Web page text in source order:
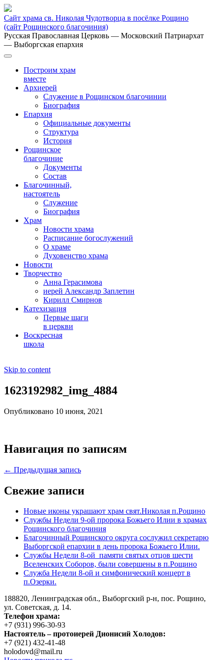
Сайт храма св. Николая Чудотворца в посёлке Рощино
(сайт Рощинского благочиния)
Русская Православная Церковь — Московский Патриархат
— Выборгская епархия
Построим храм
вместе
Архиерей
Служение в Рощинском благочинии
Биография
Епархия
Официальные документы
Структура
История
Рощинское
благочиние
Документы
Состав
Благочинный,
настоятель
Служение
Биография
Храм
Новости храма
Расписание богослужений
О храме
Духовенство храма
Новости
Творчество
Анна Герасимова
иерей Александр Заплетин
Кирилл Смирнов
Катехизация
Первые шаги
в церкви
Воскресная
школа
Skip to content
1623192982_img_4884
Опубликовано 10 июня, 2021
Навигация по записям
← Предыдущая запись
Свежие записи
Новые иконы украшают храм свят.Николая п.Рощино
Службы Недели 9-ой пророка Божьего Илии в храмах
Рощинского благочиния
Благочинный Рощинского округа сослужил секретарю
Выборгской епархии в день пророка Божьего Илии.
Службы Недели 8-ой памяти святых отцов шести
Вселенских Соборов, были совершены в п.Рощино
Служба Недели 8-ой и симфонический концерт в
п.Озерки.
188820, Ленинградская обл., Выборгский р-н, пос. Рощино,
ул. Советская, д. 14.
Телефон храма:
+7 (931) 996-30-93
Настоятель – протоиерей Дионисий Холодов:
+7 (921) 432-41-48
holodovd@mail.ru